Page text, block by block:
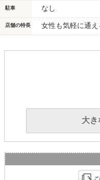
駐車 なし
店舗の特長 女性も気軽に通
大き